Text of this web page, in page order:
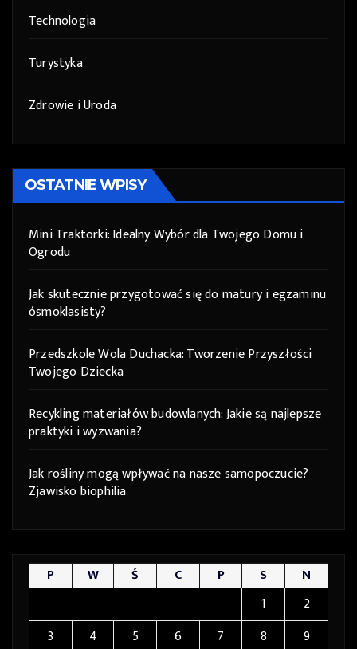
Technologia
Turystyka
Zdrowie i Uroda
OSTATNIE WPISY
Mini Traktorki: Idealny Wybór dla Twojego Domu i
Ogrodu
Jak skutecznie przygotować się do matury i egzaminu
ósmoklasisty?
Przedszkole Wola Duchacka: Tworzenie Przyszłości
Twojego Dziecka
Recykling materiałów budowlanych: Jakie są najlepsze
praktyki i wyzwania?
Jak rośliny mogą wpływać na nasze samopoczucie?
Zjawisko biophilia
P W Ś C P S
N
1
2
3
4 5 6 7 8
9